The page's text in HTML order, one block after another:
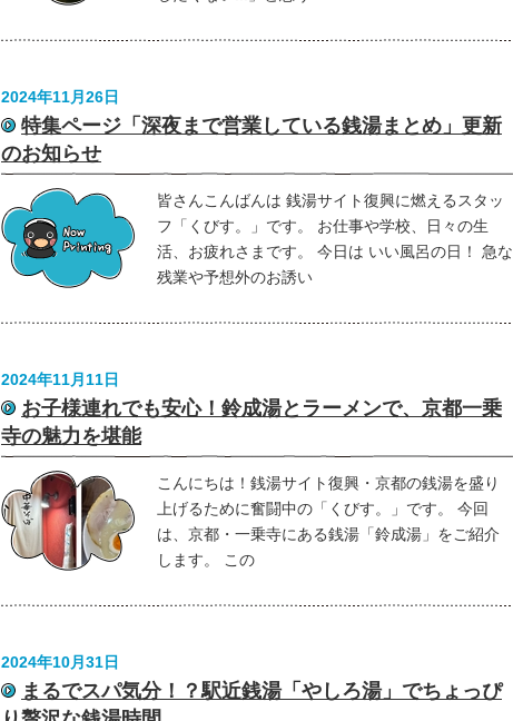
2024年11月26日
特集ページ「深夜まで営業している銭湯まとめ」更新
のお知らせ
皆さんこんばんは 銭湯サイト復興に燃えるスタッ
フ「くびす。」です。 お仕事や学校、日々の生
活、お疲れさまです。 今日は いい風呂の日！ 急な
残業や予想外のお誘い
2024年11月11日
お子様連れでも安心！鈴成湯とラーメンで、京都一乗
寺の魅力を堪能
こんにちは！銭湯サイト復興・京都の銭湯を盛り
上げるために奮闘中の「くびす。」です。 今回
は、京都・一乗寺にある銭湯「鈴成湯」をご紹介
します。 この
2024年10月31日
まるでスパ気分！？駅近銭湯「やしろ湯」でちょっぴ